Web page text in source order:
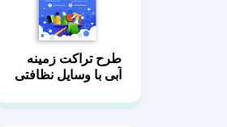
طرح تراکت زمینه
آبی با وسایل نظافتی